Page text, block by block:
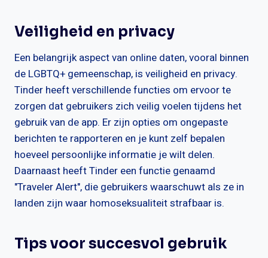
Veiligheid en privacy
Een belangrijk aspect van online daten, vooral binnen
de LGBTQ+ gemeenschap, is veiligheid en privacy.
Tinder heeft verschillende functies om ervoor te
zorgen dat gebruikers zich veilig voelen tijdens het
gebruik van de app. Er zijn opties om ongepaste
berichten te rapporteren en je kunt zelf bepalen
hoeveel persoonlijke informatie je wilt delen.
Daarnaast heeft Tinder een functie genaamd
"Traveler Alert", die gebruikers waarschuwt als ze in
landen zijn waar homoseksualiteit strafbaar is.
Tips voor succesvol gebruik